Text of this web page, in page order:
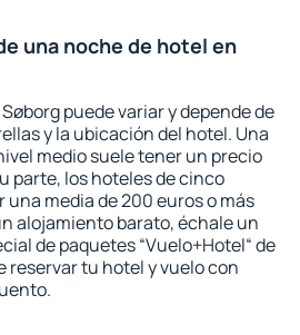
una noche de hotel en
puede variar y depende de
y la ubicación del hotel. Una
medio suele tener un precio
parte, los hoteles de cinco
media de 200 euros o más
alojamiento barato, échale un
de paquetes “Vuelo+Hotel“ de
reservar tu hotel y vuelo con